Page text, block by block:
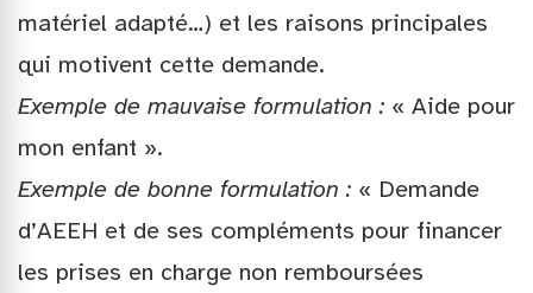
matériel adapté…) et les raisons principales
qui motivent cette demande.
Exemple de mauvaise formulation : « Aide pour
mon enfant ».
Exemple de bonne formulation : « Demande
d’AEEH et de ses compléments pour financer
les prises en charge non remboursées